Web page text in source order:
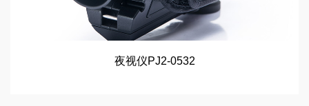
夜视仪PJ2-0532